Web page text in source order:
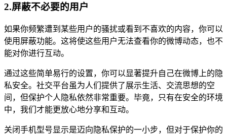
2.屏蔽不必要的用户
如果你频繁遭到某些用户的骚扰或看到不喜欢的内容，你可以
使用屏蔽功能。这将使这些用户无法查看你的微博动态，也不
能对你进行互动。
通过这些简单易行的设置，你可以显著提升自己在微博上的隐
私安全。社交平台虽为人们提供了展示生活、交流思想的空
间，但保护个人隐私依然非常重要。毕竟，只有在安全的环境
中，我们才能更放心地分享和互动。
关闭手机型号显示是迈向隐私保护的一小步，但对于保护你的